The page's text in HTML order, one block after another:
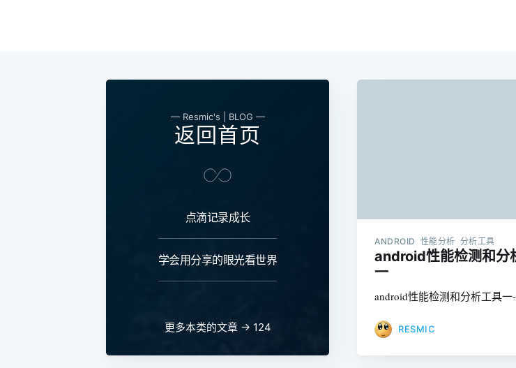
— Resmic's | BLOG —
返回首页
点滴记录成长
学会用分享的眼光看世界
更多本类的文章 → 124
ANDROID 性能分析 分析工具
android性能检测和分
一
android性能检测和分析工具
RESMIC